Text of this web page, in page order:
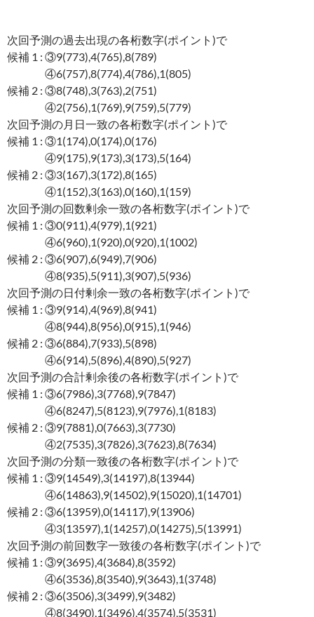
次回予測の過去出現の各桁数字(ポイント)で
候補 1 : ③9(773),4(765),8(789)
④6(757),8(774),4(786),1(805)
候補 2 : ③8(748),3(763),2(751)
④2(756),1(769),9(759),5(779)
次回予測の月日一致の各桁数字(ポイント)で
候補 1 : ③1(174),0(174),0(176)
④9(175),9(173),3(173),5(164)
候補 2 : ③3(167),3(172),8(165)
④1(152),3(163),0(160),1(159)
次回予測の回数剰余一致の各桁数字(ポイント)で
候補 1 : ③0(911),4(979),1(921)
④6(960),1(920),0(920),1(1002)
候補 2 : ③6(907),6(949),7(906)
④8(935),5(911),3(907),5(936)
次回予測の日付剰余一致の各桁数字(ポイント)で
候補 1 : ③9(914),4(969),8(941)
④8(944),8(956),0(915),1(946)
候補 2 : ③6(884),7(933),5(898)
④6(914),5(896),4(890),5(927)
次回予測の合計剰余後の各桁数字(ポイント)で
候補 1 : ③6(7986),3(7768),9(7847)
④6(8247),5(8123),9(7976),1(8183)
候補 2 : ③9(7881),0(7663),3(7730)
④2(7535),3(7826),3(7623),8(7634)
次回予測の分類一致後の各桁数字(ポイント)で
候補 1 : ③9(14549),3(14197),8(13944)
④6(14863),9(14502),9(15020),1(14701)
候補 2 : ③6(13959),0(14117),9(13906)
④3(13597),1(14257),0(14275),5(13991)
次回予測の前回数字一致後の各桁数字(ポイント)で
候補 1 : ③9(3695),4(3684),8(3592)
④6(3536),8(3540),9(3643),1(3748)
候補 2 : ③6(3506),3(3499),9(3482)
④8(3490),1(3496),4(3574),5(3531)